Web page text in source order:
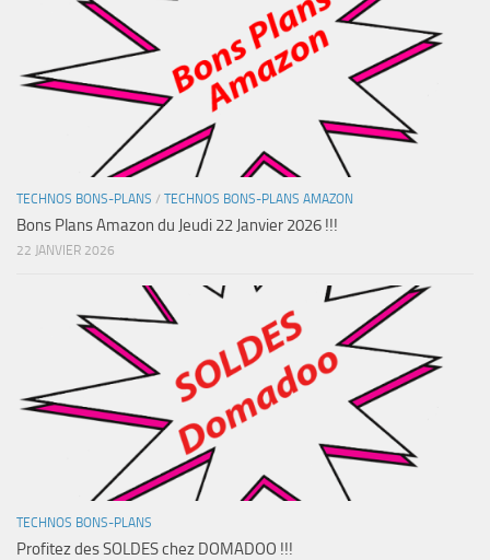
TECHNOS BONS-PLANS / TECHNOS BONS-PLANS AMAZON
Bons Plans Amazon du Jeudi 22 Janvier 2026 !!!
22 JANVIER 2026
TECHNOS BONS-PLANS
Profitez des SOLDES chez DOMADOO !!!